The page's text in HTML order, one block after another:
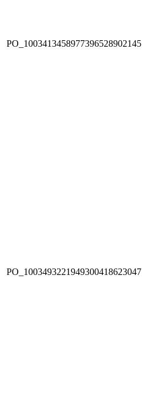
PO_1003413458977396528902145
PO_1003493221949300418623047